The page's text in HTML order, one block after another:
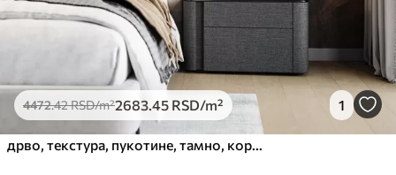
6333.333800.00RSD/m²
Peel and Stick
8166.674900.00RSD /m²
4472.42RSD/m²2683 .45 RSD/m² 1